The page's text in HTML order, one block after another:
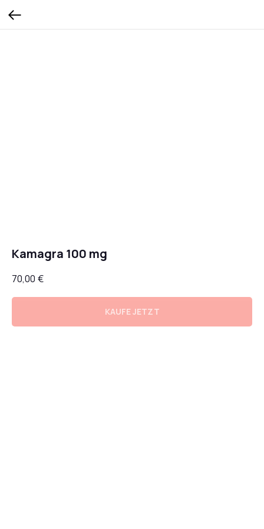
Kamagra 100 mg
70,00 €
KAUFE JETZT